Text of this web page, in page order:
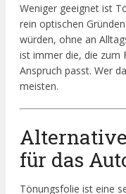
Weniger geeignet ist
rein optischen
würden, ohne an
ist immer die, die zum
Anspruch passt. Wer
meisten.
für das
Tönungsfolie ist eine